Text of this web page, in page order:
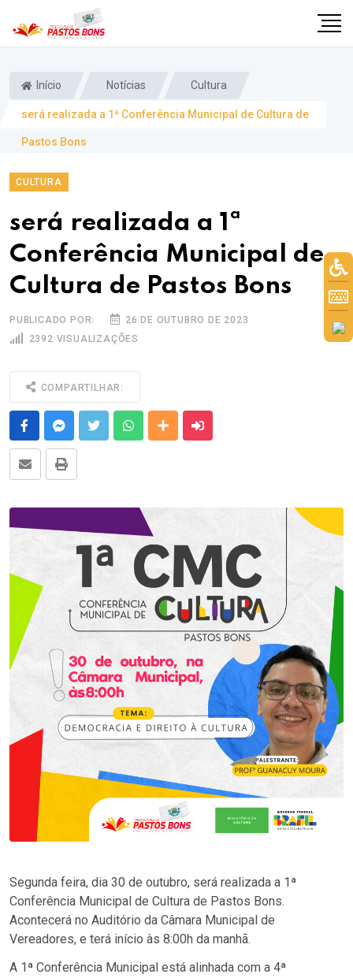
Início Notícias Cultura
será realizada a 1ª Conferência Municipal de Cultura de
Pastos Bons
CULTURA
será realizada a 1ª
Conferência Municipal de
Cultura de Pastos Bons
PUBLICADO POR:
26 DE OUTUBRO DE 2023
2392 VISUALIZAÇÕES
COMPARTILHAR:
FacebookMessenger
Twitter WhatsappOutras Mídias
E-mail
Segunda feira, dia 30 de outubro, será realizada a 1ª
Conferência Municipal de Cultura de Pastos Bons.
Acontecerá no Auditório da Câmara Municipal de
Vereadores, e terá início às 8:00h da manhã.
A 1ª Conferência Municipal está alinhada com a 4ª